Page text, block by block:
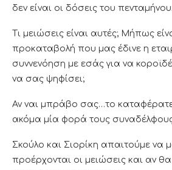
δεν είναι οι δόσεις του πενταμήνου.
Τι μειώσεις είναι αυτές; Μήπως
προκαταβολή που μας έδινε η
συννενόηση με εσάς για να
να σας ψηφίσει;
Αν ναι μπράβο σας…το
ακόμα μία φορά τους
Σκούλο και Σιορίκη απαιτούμε να
προέρχονται οι μειώσεις και αν